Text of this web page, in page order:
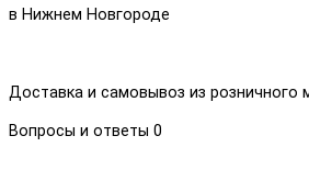
в Нижнем Новгороде
Доставка и самовывоз из розничного
Вопросы и ответы 0